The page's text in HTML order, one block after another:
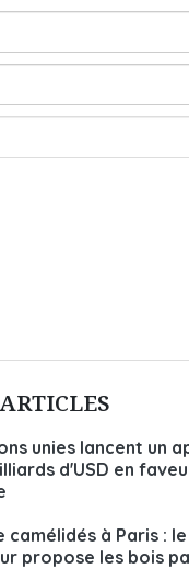
unies lancent un
d'USD en
camélidés à Paris :
propose les bois